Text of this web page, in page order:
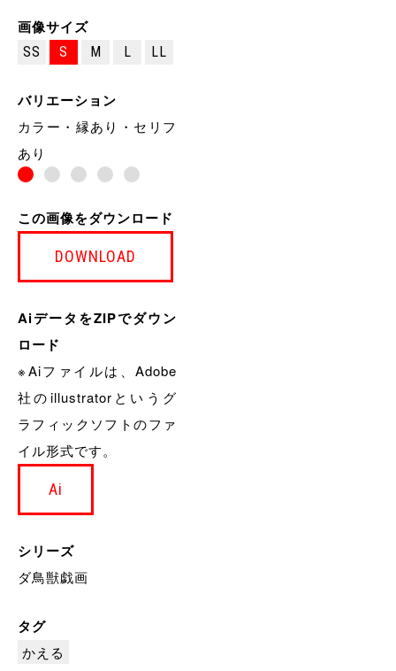
画像サイズ
SS S M L LL
バリエーション
カラー・縁あり・セリフ
あり
この画像をダウンロード
DOWNLOAD
AiデータをZIPでダウン
ロード
※Aiファイルは、Adobe
社のillustratorというグ
ラフィックソフトのファ
イル形式です。
Ai
シリーズ
ダ鳥獣戯画
タグ
かえる